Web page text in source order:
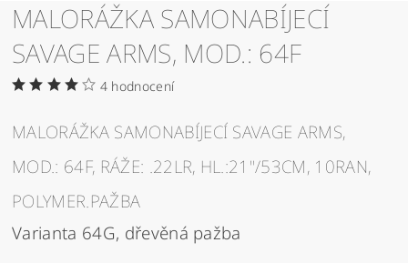
MALORÁŽKA SAMONABÍJECÍ
SAVAGE ARMS, MOD.: 64F
4 hodnocení
MALORÁŽKA SAMONABÍJECÍ SAVAGE ARMS,
MOD.: 64F, RÁŽE: .22LR, HL.:21"/53CM, 10RAN,
POLYMER.PAŽBA
Varianta 64G, dřevěná pažba